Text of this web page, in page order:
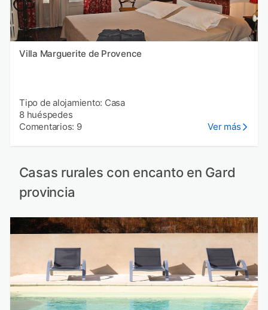
Villa Marguerite de Provence
Tipo de alojamiento: Casa
8 huéspedes
Comentarios: 9
Ver más
Casas rurales con encanto en Gard
provincia